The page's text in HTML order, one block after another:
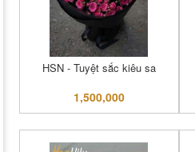
HSN - Tuyệt sắc kiêu sa
1,500,000